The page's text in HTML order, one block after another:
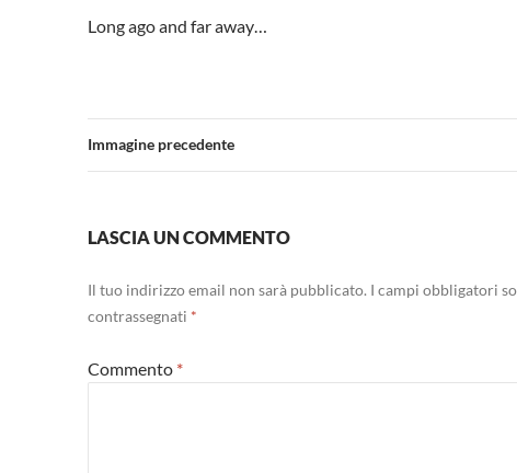
Long ago and far away…
Immagine precedente
LASCIA UN COMMENTO
Il tuo indirizzo email non sarà pubblicato. I campi obbligatori
contrassegnati *
Commento *